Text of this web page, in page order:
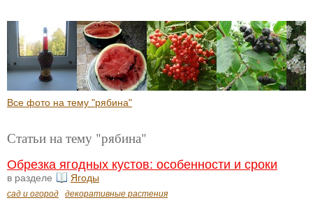
Все фото на тему "рябина"
Статьи на тему "рябина"
Обрезка ягодных кустов: особенности и сроки
в разделе Ягоды
сад и огород декоративные растения